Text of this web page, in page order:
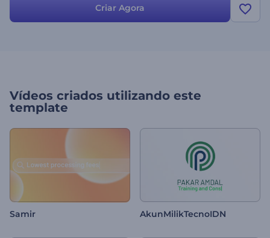
Criar Agora
Vídeos criados utilizando este
template
Samir AkunMilikTecnoIDN